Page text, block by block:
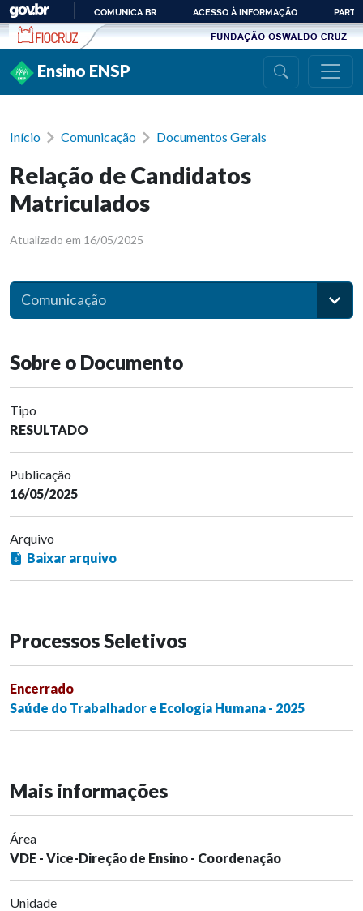
Ir para conteúdo
PARA
COMUNICA BR ACESSO À INFORMAÇÃO
Ensino ENSP
Início Comunicação Documentos Gerais
Relação de Candidatos
Matriculados
Atualizado em 16/05/2025
Comunicação
Sobre o Documento
Tipo
RESULTADO
Publicação
16/05/2025
Arquivo
Baixar arquivo
Processos Seletivos
Encerrado
Saúde do Trabalhador e Ecologia Humana - 2025
Mais informações
Área
VDE - Vice-Direção de Ensino - Coordenação
Unidade